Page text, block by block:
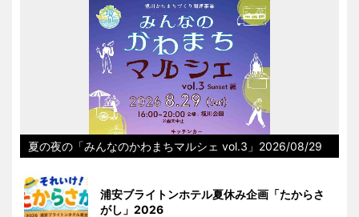
夏の夜の「みんなのかわまちマルシェ vol.3」2026/08/29
浦安ブライトンホテル夏休み企画「たからさ
がし」2026